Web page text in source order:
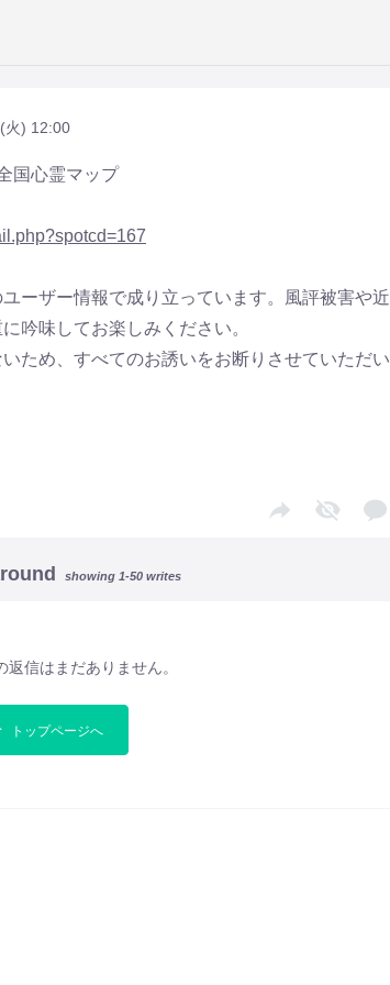
火) 12:00
国心霊マップ
ーザー情報で成り立っています。風評被害や近
吟味してお楽しみください。
ため、すべてのお誘いをお断りさせていただい
showing 1-50 writes
返信はまだありません。
トップページへ